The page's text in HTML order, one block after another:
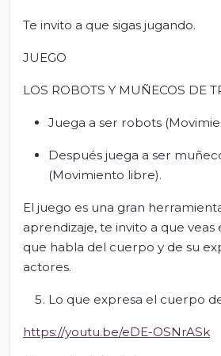
Te invito a que sigas jugando.
JUEGO
LOS ROBOTS Y MUÑECOS DE
Juega a ser robots
Después juega a ser
(Movimiento libre).
El juego es una gran
aprendizaje, te invito a que veas
que habla del cuerpo y de su
actores.
Lo que expresa el cuerpo
https://youtu.be/eDE-OSNrASk